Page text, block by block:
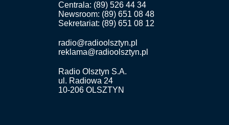
Centrala: (89) 526 44 34
Newsroom: (89) 651 08 48
Sekretariat: (89) 651 08 12
radio@radioolsztyn.pl
reklama@radioolsztyn.pl
Radio Olsztyn S.A.
ul. Radiowa 24
10-206 OLSZTYN